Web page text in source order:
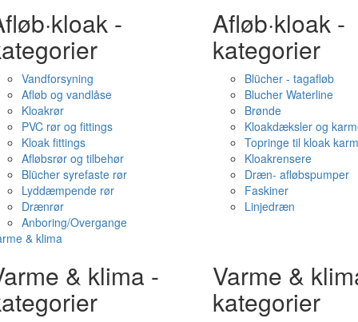
-
Vandforsyning
Afløb og vandlåse
Kloakrør
PVC rør og fittings
Kloak fittings
Afløbsrør og tilbehør
Blücher syrefaste rør
Lyddæmpende rør
Drænrør
Anboring/Overgange
Afløb·kloak -
kategorier
Blücher - tagafløb
Blucher Waterline
Brønde
Kloakdæksler og
Topringe til kloak
Kloakrensere
Dræn- afløbspumper
Faskiner
Linjedræn
& klima
& klima - Varme &
kategorier